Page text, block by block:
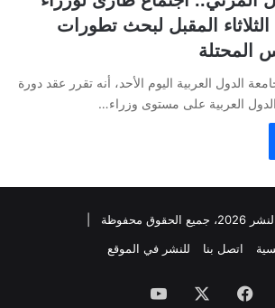
الثلاثاء المقبل لبحث تطورات
المحتلة
الدول العربية اليوم الأحد، أنه تقرر عقد دورة
العربية على مستوى وزراء…
محفوظة |
اتصل بنا للنشر في الموقع
فيسبوك